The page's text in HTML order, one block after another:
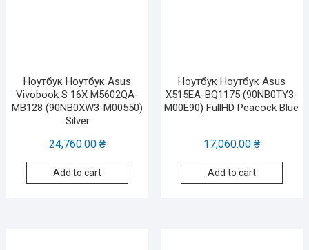
Ноутбук Ноутбук Asus
Vivobook S 16X M5602QA-
MB128 (90NB0XW3-M00550)
Silver
24,760.00₴
Add to cart
Ноутбук Ноутбук Asus
X515EA-BQ1175 (90NB0TY3-
M00E90) FullHD Peacock Blue
17,060.00 ₴
Add to cart